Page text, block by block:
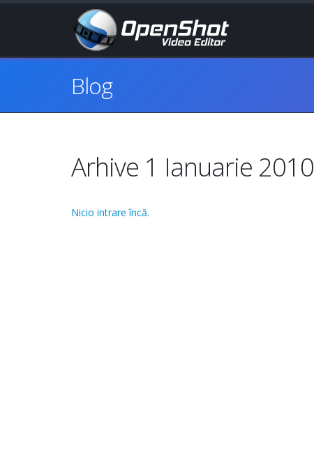
Blog
Arhive 1 Ianuarie 2010
Nicio intrare încă.